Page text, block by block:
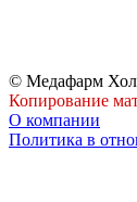
© Медафарм
Копирование
О компании
Политика в